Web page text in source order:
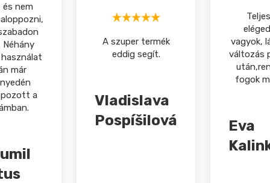
nem
Néhány
már
a
A szuper termék
eddig segít.
Vladislava
Pospíšilová
vagyok,
változás
fogok
Eva